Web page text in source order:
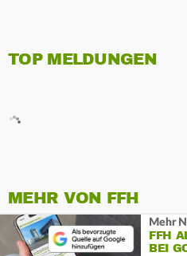
TOP MELDUNGEN
MEHR VON FFH
Mehr
FFH
BEI